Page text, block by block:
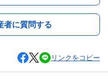
者に質問する
リンクをコピー